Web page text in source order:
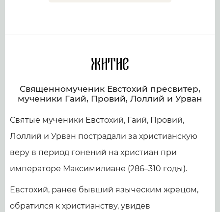
Житие
Священномученик Евстохий пресвитер,
мученики Гаий, Провий, Лоллий и Урван
Святые мученики Евстохий, Гаий, Провий,
Лоллий и Урван пострадали за христианскую
веру в период гонений на христиан при
императоре Максимилиане (286–310 годы).
Евстохий, ранее бывший языческим жрецом,
обратился к христианству, увидев